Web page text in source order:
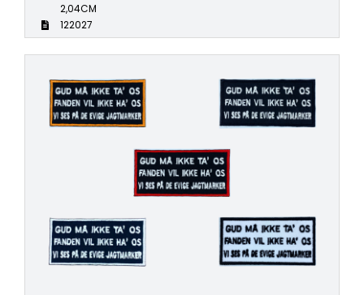
2,04CM
122027